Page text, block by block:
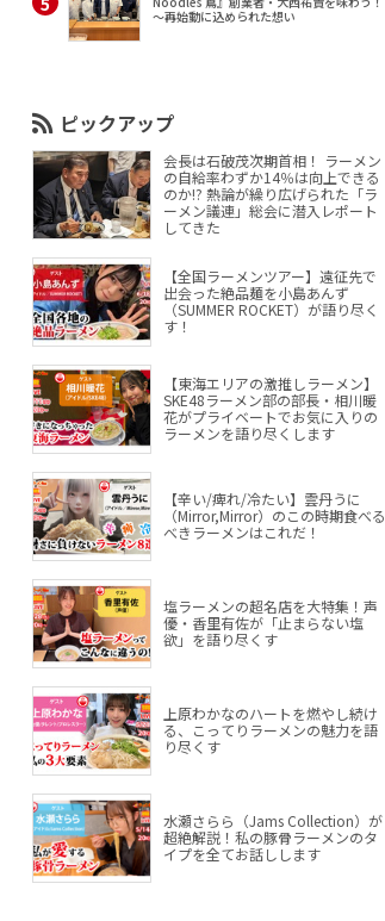
～再始動に込められた想い
ピックアップ
会長は石破茂次期首相！ ラーメン
の自給率わずか14％は向上できる
のか!? 熱論が繰り広げられた「ラ
ーメン議連」総会に潜入レポート
してきた
【全国ラーメンツアー】遠征先で
出会った絶品麺を小島あんず
（SUMMER ROCKET）が語り尽く
す！
【東海エリアの激推しラーメン】
SKE48ラーメン部の部長・相川暖
花がプライベートでお気に入りの
ラーメンを語り尽くします
【辛い/痺れ/冷たい】雲丹うに
（Mirror,Mirror）のこの時期食べる
べきラーメンはこれだ！
塩ラーメンの超名店を大特集！声
優・香里有佐が「止まらない塩
欲」を語り尽くす
上原わかなのハートを燃やし続け
る、こってりラーメンの魅力を語
り尽くす
水瀬さらら（Jams Collection）が
超絶解説！私の豚骨ラーメンのタ
イプを全てお話しします